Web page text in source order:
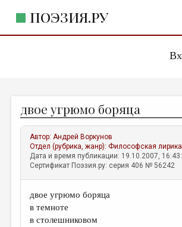
ПОЭЗИЯ.РУ
ЖАНРЫ
АВТОРЫ
КОММЕНТАРИИ
ЛИТСАЛОН
НОВОСТИ
ПРАВИЛА САЙТА
двое угрюмо боряца
Автор:Андрей Воркунов
Отдел (рубрика, жанр):Философская лирика
Дата и время публикации: 19.10.2007,
Сертификат Поэзия.ру: серия 406 № 56242
двое угрюмо боряца
в темноте
в столешниковом